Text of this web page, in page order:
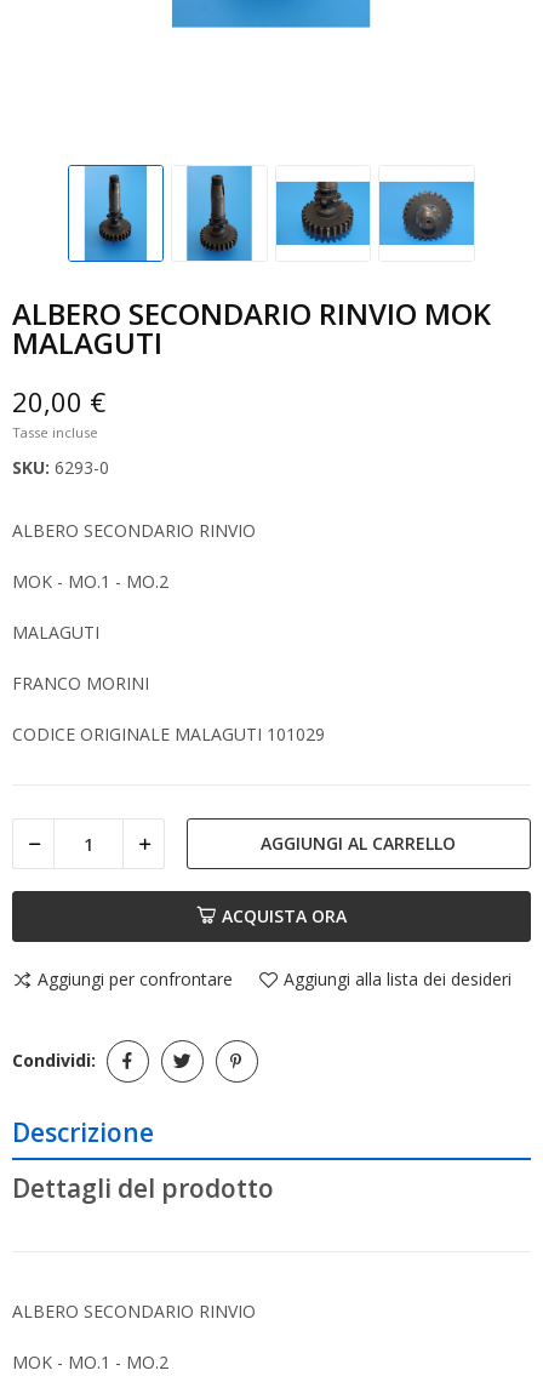
ALBERO SECONDARIO RINVIO MOK
MALAGUTI
20,00 €
Tasse incluse
SKU: 6293-0
ALBERO SECONDARIO RINVIO
MOK - MO.1 - MO.2
MALAGUTI
FRANCO MORINI
CODICE ORIGINALE MALAGUTI 101029
AGGIUNGI AL CARRELLO
ACQUISTA ORA
Aggiungi per confrontare Aggiungi alla lista dei desideri
Condividi:
Descrizione
Dettagli del prodotto
ALBERO SECONDARIO RINVIO
MOK - MO.1 - MO.2